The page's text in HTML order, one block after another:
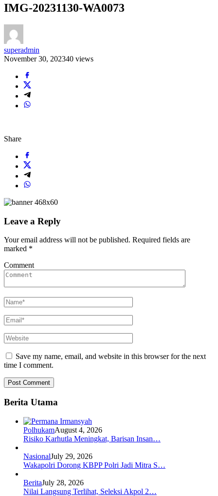
IMG-20231130-WA0073
superadmin
November 30, 202340 views
Share
Leave a Reply
Your email address will not be published. Required fields are
marked *
Comment
Save my name, email, and website in this browser for the next
time I comment.
Berita Utama
PolhukamAugust 4, 2026
Risiko Karhutla Meningkat, Barisan Insan…
NasionalJuly 29, 2026
Wakapolri Dorong KBPP Polri Jadi Mitra S…
BeritaJuly 28, 2026
Nilai Langsung Terlihat, Seleksi Akpol 2…